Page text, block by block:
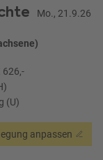
Mo., 21.9.26
626,-
(U)
anpassen